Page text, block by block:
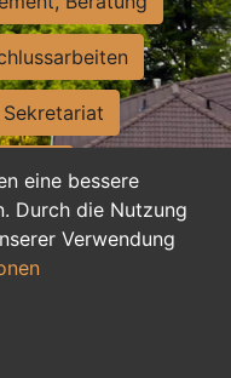
eine bessere
Durch die Nutzung
Verwendung